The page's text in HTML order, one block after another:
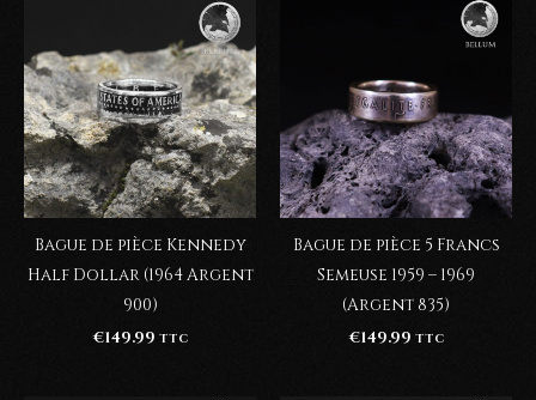
Bague de pièce Kennedy
Half Dollar (1964 Argent
900)
€149.99 TTC
Bague de pièce 5 Francs
Semeuse 1959 – 1969
(Argent 835)
€149.99 TTC